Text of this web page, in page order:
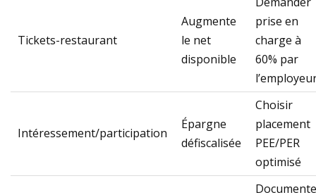
Tickets-restaurant
Augmente
le net
disponible
prise en
charge à
60% par
Intéressement/participation
Épargne
défiscalisée
Choisir
placement
PEE/PER
optimisé